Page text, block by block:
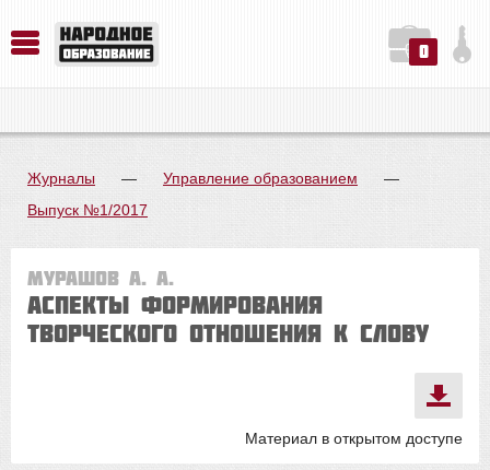
0
Журналы — Управление образованием
—
Выпуск №1/2017
Мурашов А. А.
Аспекты формирования
творческого отношения к слову
Материал в открытом доступе